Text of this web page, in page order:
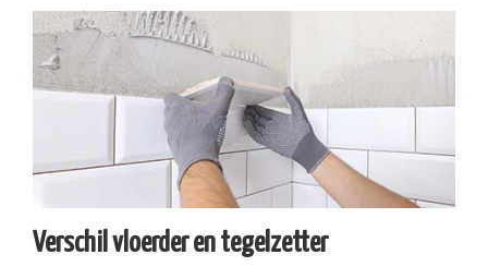
Verschil vloerder en tegelzetter